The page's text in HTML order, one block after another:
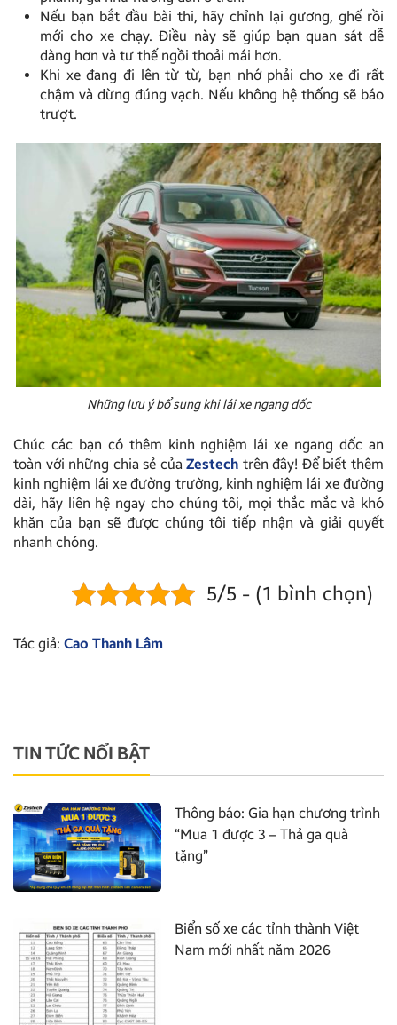
Nếu bạn bắt đầu bài thi, hãy chỉnh lại gương, ghế rồi
mới cho xe chạy. Điều này sẽ giúp bạn quan sát dễ
dàng hơn và tư thế ngồi thoải mái hơn.
Khi xe đang đi lên từ từ, bạn nhớ phải cho xe đi rất
chậm và dừng đúng vạch. Nếu không hệ thống sẽ báo
trượt.
Những lưu ý bổ sung khi lái xe ngang dốc
Chúc các bạn có thêm kinh nghiệm lái xe ngang dốc an
toàn với những chia sẻ củaZestech trên đây! Để biết thêm
kinh nghiệm lái xe đường trường, kinh nghiệm lái xe đường
dài, hãy liên hệ ngay cho chúng tôi, mọi thắc mắc và khó
khăn của bạn sẽ được chúng tôi tiếp nhận và giải quyết
nhanh chóng.
5/5 - (1 bình chọn)
Tác giả: Cao Thanh Lâm
TIN TỨC NỔI BẬT
Thông báo: Gia hạn chương trình
“Mua 1 được 3 – Thả ga quà
tặng”
Biển số xe các tỉnh thành Việt
Nam mới nhất năm 2026